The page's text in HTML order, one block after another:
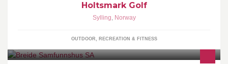
Holtsmark Golf
Sylling, Norway
OUTDOOR, RECREATION & FITNESS